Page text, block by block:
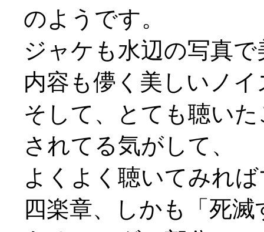
のようです。
ジャケも水辺の写真
内容も儚く美しいノ
そして、とても聴い
されてる気がして、
よくよく聴いてみれ
四楽章、しかも「死